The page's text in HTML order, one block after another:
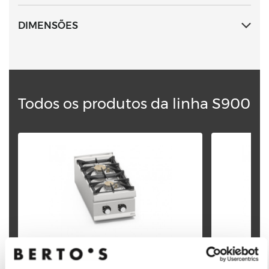
Puxadores com molde duplo de alta resistência, de
aço inox AISI 304, com espessura 20/10.
DIMENSÕES
Todos os produtos da linha S900